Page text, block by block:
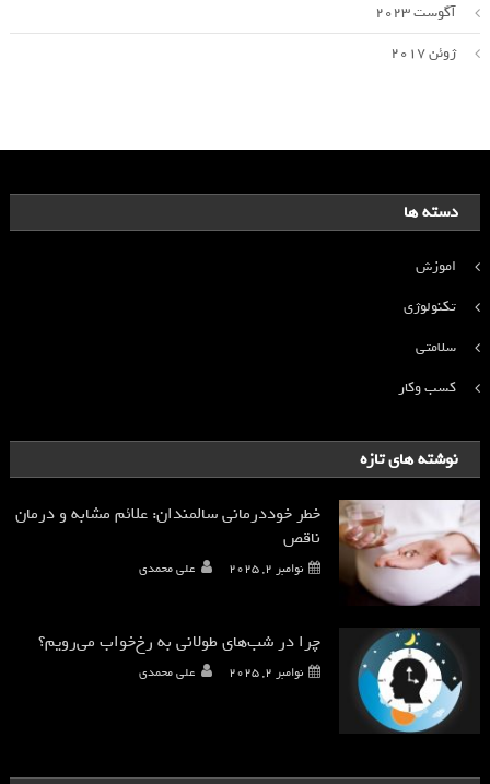
آگوست 2023
ژوئن 2017
دسته ها
اموزش
تکنولوژی
سلامتی
کسب وکار
نوشته های تازه
خطر خوددرمانی سالمندان: علائم مشابه و درمان
ناقص
نوامبر 2, 2025 علی محمدی
چرا در شب‌های طولانی به رخ‌خواب می‌رویم؟
نوامبر 2, 2025 علی محمدی